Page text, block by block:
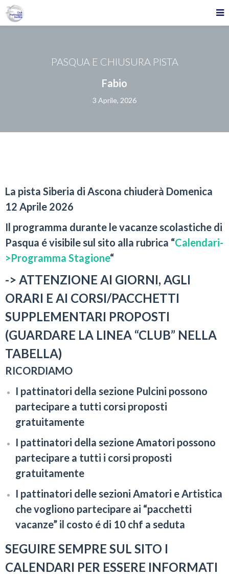
PASQUA E CHIUSURA PISTA
Fabio
3 Aprile, 2026
La pista Siberia di Ascona chiuderà Domenica
12 Aprile 2026
Il programma durante le vacanze scolastiche di
Pasqua é visibile sul sito alla rubrica “Calendari-
>Programma Stagione“
-> ATTENZIONE AI GIORNI, AGLI
ORARI E AI CORSI/PACCHETTI
SUPPLEMENTARI PROPOSTI
(GUARDARE LA LINEA “CLUB” NELLA
TABELLA)
RICORDIAMO
I pattinatori della sezione Pulcini possono
partecipare a tutti corsi proposti
gratuitamente
I pattinatori della sezione Amatori possono
partecipare a tutti i corsi proposti
gratuitamente
I pattinatori delle sezioni Amatori e Artistica
che vogliono partecipare ai “pacchetti
vacanze” il costo é di 10 chf a seduta
SEGUIRE SEMPRE SUL SITO I
CALENDARI PER ESSERE INFORMATI